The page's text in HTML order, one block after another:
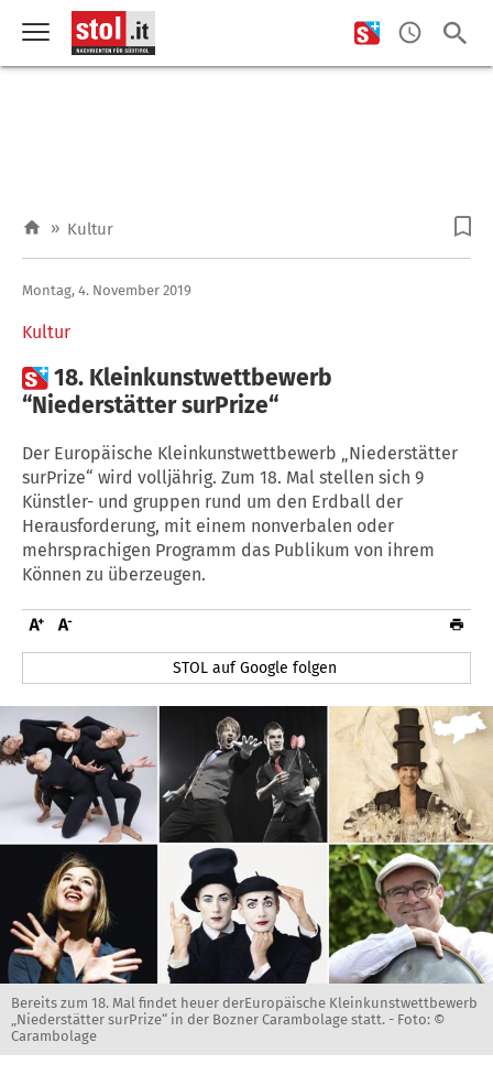
» Kultur
Kultur
Montag, 4. November 2019
18. Kleinkunstwettbewerb
“Niederstätter surPrize“
Der Europäische Kleinkunstwettbewerb „Niederstätter
surPrize“ wird volljährig. Zum 18. Mal stellen sich 9
Künstler- und gruppen rund um den Erdball der
Herausforderung, mit einem nonverbalen oder
mehrsprachigen Programm das Publikum von ihrem
Können zu überzeugen.
STOL auf Google folgen
Bereits zum 18. Mal findet heuer derEuropäische Kleinkunstwettbewerb
„Niederstätter surPrize“ in der Bozner Carambolage statt. - Foto: ©
Carambolage